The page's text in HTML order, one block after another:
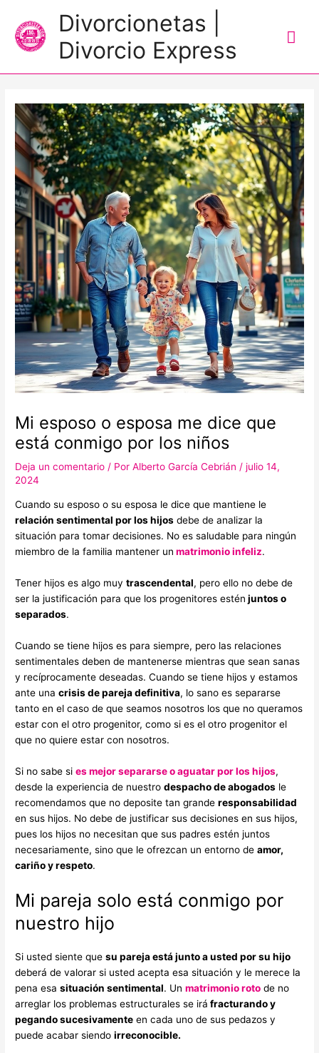
Divorcionetas |
Divorcio Express
Mi esposo o esposa me dice que
está conmigo por los niños
Deja un comentario / PorAlberto García Cebrián /julio 14,
2024
Cuando su esposo o su esposa le dice que mantiene le
relación sentimental por los hijos debe de analizar la
situación para tomar decisiones. No es saludable para ningún
miembro de la familia mantener un matrimonio infeliz.
Tener hijos es algo muytrascendental, pero ello no debe de
ser la justificación para que los progenitores estén juntos o
separados.
Cuando se tiene hijos es para siempre, pero las relaciones
sentimentales deben de mantenerse mientras que sean sanas
y recíprocamente deseadas. Cuando se tiene hijos y estamos
ante unacrisis de pareja definitiva, lo sano es separarse
tanto en el caso de que seamos nosotros los que no queramos
estar con el otro progenitor, como si es el otro progenitor el
que no quiere estar con nosotros.
Si no sabe sies mejor separarse o aguatar por los hijos,
desde la experiencia de nuestrodespacho de abogados le
recomendamos que no deposite tan granderesponsabilidad
en sus hijos. No debe de justificar sus decisiones en sus hijos,
pues los hijos no necesitan que sus padres estén juntos
necesariamente, sino que le ofrezcan un entorno deamor,
cariño y respeto.
Mi pareja solo está conmigo por
nuestro hijo
Si usted siente quesu pareja está junto a usted por su hijo
deberá de valorar si usted acepta esa situación y le merece la
pena esasituación sentimental. Unmatrimonio roto de no
arreglar los problemas estructurales se irá fracturando y
pegando sucesivamente en cada uno de sus pedazos y
puede acabar siendoirreconocible.
entradas